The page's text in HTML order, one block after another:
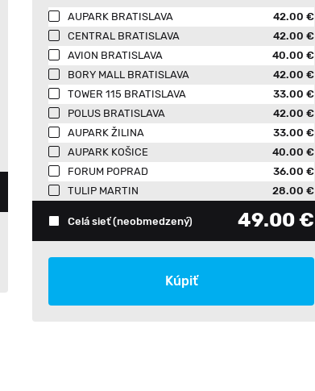
AUPARK BRATISLAVA
42.00 €
CENTRAL BRATISLAVA
42.00 €
AVION BRATISLAVA
40.00 €
BORY MALL BRATISLAVA
42.00 €
TOWER 115 BRATISLAVA
33.00 €
POLUS BRATISLAVA
42.00 €
AUPARK ŽILINA
33.00 €
AUPARK KOŠICE
40.00 €
FORUM POPRAD
36.00 €
TULIP MARTIN
28.00 €
Celá sieť(neobmedzený) 49.00 €
Kúpiť